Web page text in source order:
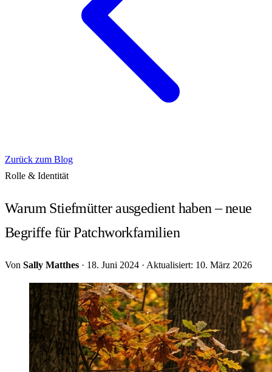
Zurück zum Blog
Rolle & Identität
Warum Stiefmütter ausgedient haben – neue
Begriffe für Patchworkfamilien
Von Sally Matthes · 18. Juni 2024 · Aktualisiert: 10. März 2026